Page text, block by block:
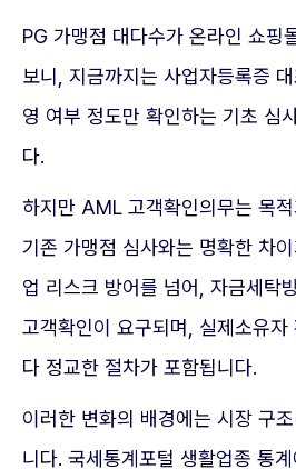
PG 가맹점 대다수가 온라인 쇼핑
보니, 지금까지는 사업자등록증
영 여부 정도만 확인하는 기초 심
다.
하지만 AML 고객확인의무는 목
기존 가맹점 심사와는 명확한 차
업 리스크 방어를 넘어, 자금세탁
고객확인이 요구되며, 실제소유
다 정교한 절차가 포함됩니다.
이러한 변화의 배경에는 시장 구
니다. 국세통계포털 생활업종 통